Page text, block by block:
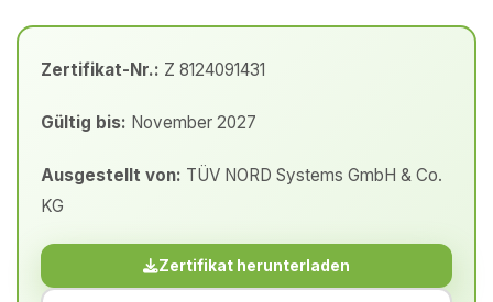
Zertifikat-Nr.: Z 8124091431
Gültig bis: November 2027
Ausgestellt von: TÜV NORD Systems GmbH & Co.
KG
Zertifikat herunterladen